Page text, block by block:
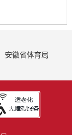
安徽省体育局